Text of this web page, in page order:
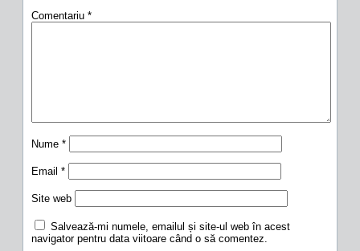
Comentariu *
Nume *
Email *
Site web
Salvează-mi numele, emailul și site-ul web în acest
navigator pentru data viitoare când o să comentez.